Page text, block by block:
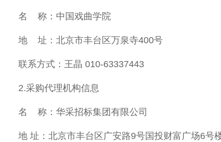
名 称：中国戏曲学院
地 址：北京市丰台区万泉寺400号
联系方式：王晶 010-63337443
2.采购代理机构信息
名 称：华采招标集团有限公司
地 址：北京市丰台区广安路9号国投财富广场6号